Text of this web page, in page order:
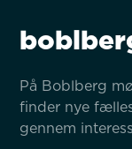
På Boblberg
finder nye
gennem